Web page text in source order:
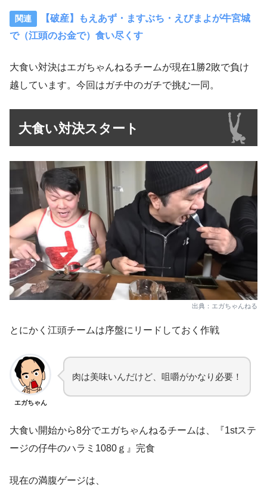
【破産】もえあず・ますぶち・えびまよが牛宮城
で（江頭のお金で）食い尽くす
大食い対決はエガちゃんねるチームが現在1勝2敗で負け
越しています。今回はガチ中のガチで挑む一同。
大食い対決スタート
出典：エガちゃんねる
とにかく江頭チームは序盤にリードしておく作戦
エガちゃん
肉は美味いんだけど、咀嚼がかなり必要！
大食い開始から8分でエガちゃんねるチームは、『1stステ
ージの仔牛のハラミ1080ｇ』完食
現在の満腹ゲージは、